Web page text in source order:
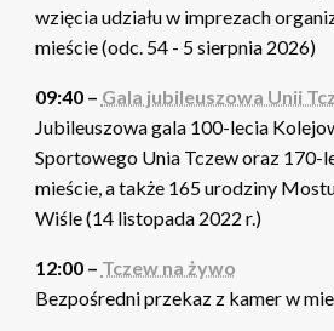
wzięcia udziału w imprezach
mieście (odc. 54 - 5 sierpnia 2026)
09:40 – Gala jubileuszowa Unii
Jubileuszowa gala 100-lecia
Sportowego Unia Tczew oraz 170-
mieście, a także 165 urodziny
Wiśle (14 listopada 2022 r.)
12:00 – Tczew na żywo
Bezpośredni przekaz z kamer w